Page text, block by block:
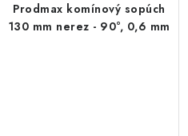
Prodmax komínový sopúch
130 mm nerez - 90°, 0,6 mm